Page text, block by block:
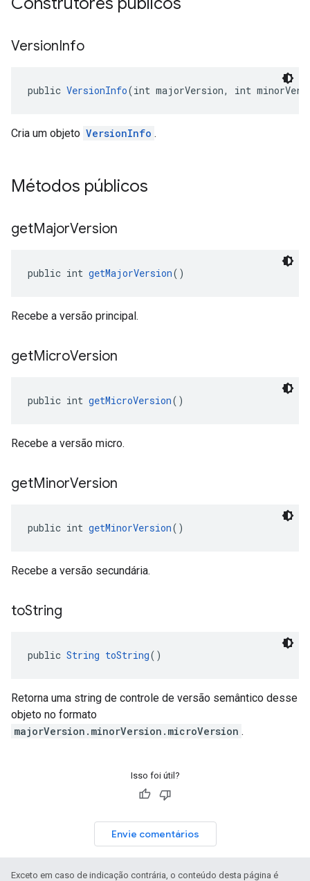
VersionInfo
public VersionInfo(int majorVersion, int
Cria um objeto VersionInfo .
Métodos públicos
getMajorVersion
public int getMajorVersion()
Recebe a versão principal.
getMicroVersion
public int getMicroVersion()
Recebe a versão micro.
getMinorVersion
public int getMinorVersion()
Recebe a versão secundária.
toString
public String toString()
Retorna uma string de controle de versão semântico desse
objeto no formato
majorVersion.minorVersion.microVersion .
Isso foi útil?
Envie comentários
Exceto em caso de indicação contrária, o conteúdo desta página é